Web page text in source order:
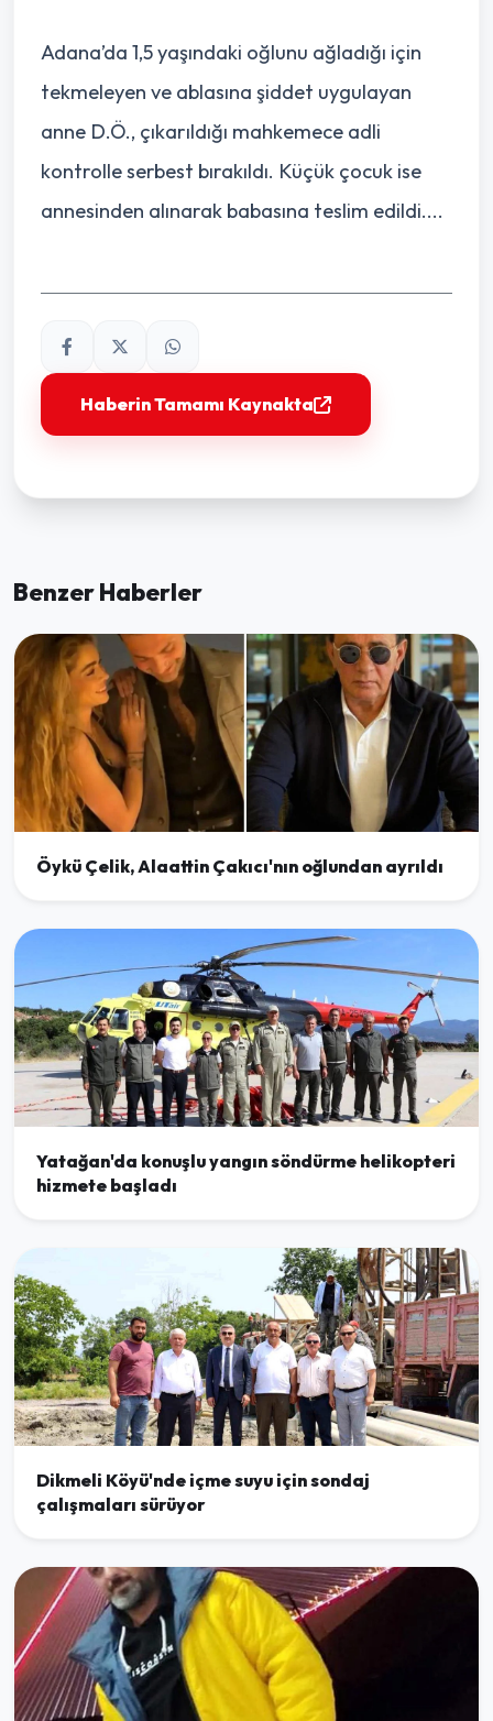
Adana’da 1,5 yaşındaki oğlunu ağladığı için
tekmeleyen ve ablasına şiddet uygulayan
anne D.Ö., çıkarıldığı mahkemece adli
kontrolle serbest bırakıldı. Küçük çocuk ise
annesinden alınarak babasına teslim edildi....
Haberin Tamamı Kaynakta
Benzer Haberler
Öykü Çelik, Alaattin Çakıcı'nın oğlundan ayrıldı
Yatağan'da konuşlu yangın söndürme helikopteri
hizmete başladı
Dikmeli Köyü'nde içme suyu için sondaj
çalışmaları sürüyor